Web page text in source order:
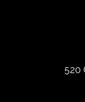
520